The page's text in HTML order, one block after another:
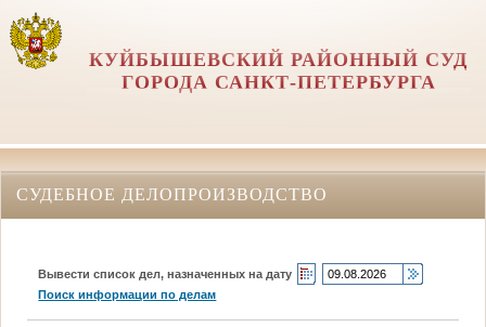
КУЙБЫШЕВСКИЙ РАЙОННЫЙ СУД
ГОРОДА САНКТ-ПЕТЕРБУРГА
СУДЕБНОЕ ДЕЛОПРОИЗВОДСТВО
Вывести список дел, назначенных на дату
Поиск информации по делам